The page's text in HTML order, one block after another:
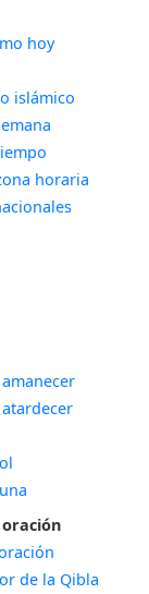
hoy
islámico
horaria
de la Qibla